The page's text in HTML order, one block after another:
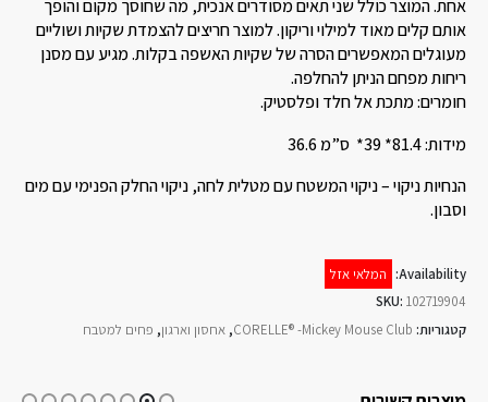
אחת. המוצר כולל שני תאים מסודרים אנכית, מה שחוסך מקום והופך
אותם קלים מאוד למילוי וריקון. למוצר חריצים להצמדת שקיות ושוליים
מעוגלים המאפשרים הסרה של שקיות האשפה בקלות. מגיע עם מסנן
ריחות מפחם הניתן להחלפה.
חומרים: מתכת אל חלד ופלסטיק.
מידות: 81.4* 39* ס”מ 36.6
הנחיות ניקוי – ניקוי המשטח עם מטלית לחה, ניקוי החלק הפנימי עם מים
וסבון.
Availability:
המלאי אזל
SKU: 102719904
קטגוריות: CORELLE® -Mickey Mouse Club
, אחסון וארגון, פחים למטבח